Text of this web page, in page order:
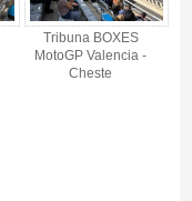
Tribuna BOXES
MotoGP Valencia -
Cheste